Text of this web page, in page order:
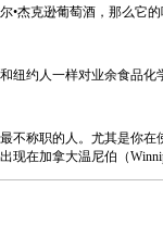
杰克逊葡萄酒，那么它的
约人一样对业余食品化
称职的人。尤其是你在
现在加拿大温尼伯（